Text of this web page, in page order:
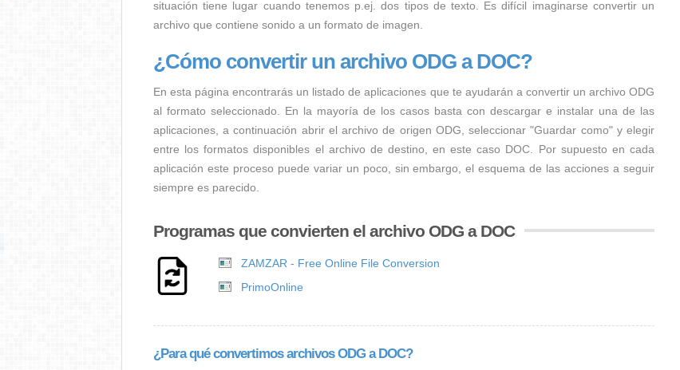
situación tiene lugar cuando tenemos p.ej. dos tipos de texto. Es difícil imaginarse convertir un
archivo que contiene sonido a un formato de imagen.
¿Cómo convertir un archivo ODG a DOC?
En esta página encontrarás un listado de aplicaciones que te ayudarán a convertir un archivo ODG
al formato seleccionado. En la mayoría de los casos basta con descargar e instalar una de las
aplicaciones, a continuación abrir el archivo de origen ODG, seleccionar "Guardar como" y elegir
entre los formatos disponibles el archivo de destino, en este caso DOC. Por supuesto en cada
aplicación este proceso puede variar un poco, sin embargo, el esquema de las acciones a seguir
siempre es parecido.
Programas que convierten el archivo ODG a DOC
ZAMZAR - Free Online File Conversion
PrimoOnline
¿Para qué convertimos archivos ODG a DOC?